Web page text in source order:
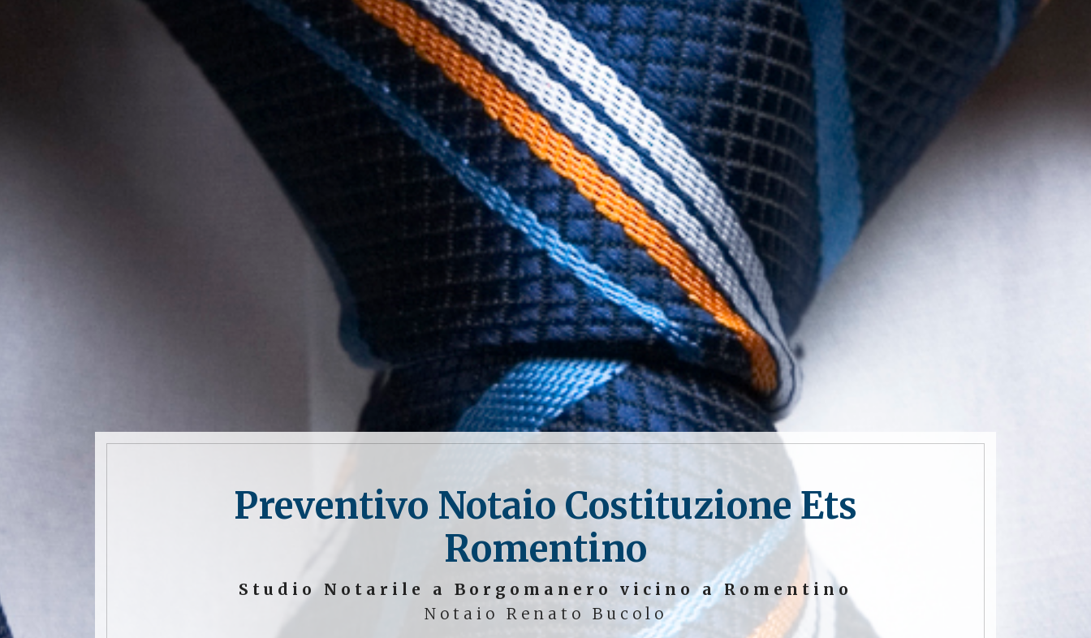
Preventivo Notaio Costituzione Ets
Romentino
Studio Notarile a Borgomanero vicino a Romentino
Notaio Renato Bucolo